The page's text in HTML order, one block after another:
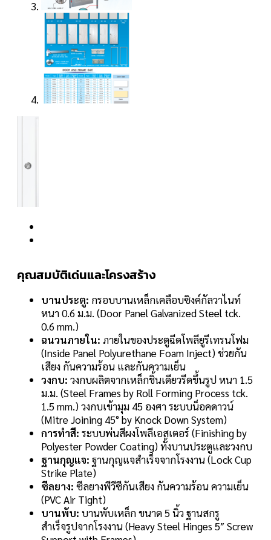
คุณสมบัติเด่นและโครงสร้าง
บานประตู: กรอบบานเหล็กเคลือบซิงค์กัลวาไนท์
หนา 0.6 ม.ม. (Door Panel Galvanized Steel tck.
0.6 mm.)
ฉนวนภายใน: ภายในของประตูฉีดโพลียูรีเทรนโฟม
(Inside Panel Polyurethane Foam Inject) ช่วยกัน
เสียง กันความร้อน และกันความเย็น
วงกบ: วงกบผลิตจากเหล็กชิ้นเดียวรีดขึ้นรูป หนา 1.5
ม.ม. (Steel Frames by Roll Forming Process tck.
1.5 mm.) วงกบเข้ามุม 45 องศา ระบบน็อคดาวน์
(Mitre Joining 45° by Knock Down System)
การทำสี: ระบบพ่นสีผงโพลีเอสเตอร์ (Finishing by
Polyester Powder Coating) ทั้งบานประตูและวงกบ
ฐานกุญแจ: ฐานกุญแจสำเร็จจากโรงงาน (Lock Cup
Strike Plate)
ซีลยาง: ซีลยางพีวีซีกันเสียง กันความร้อน ความเย็น
(PVC Air Tight)
บานพับ: บานพับเหล็ก ขนาด 5 นิ้ว ฐานสกรู
สำเร็จรูปจากโรงงาน (Heavy Steel Hinges 5″ Screw